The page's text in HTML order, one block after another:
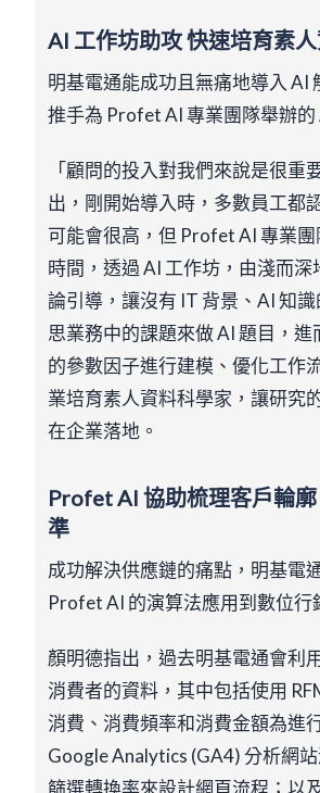
AI 工作坊助攻 快速培育素
明基電通能成功且無痛地導入 AI
推手為 Profet AI 專業團隊舉辦的
「顧問的投入對我們來說是很重
出，剛開始導入時，多數員工都
可能會很高，但 Profet AI 專業團
時間，透過 AI 工作坊，由淺而深
論引導，讓沒有 IT 背景、AI 知
思業務中的課題來做 AI 題目，
的參數因子進行建模、優化工作
業培育素人資料科學家，讓研究
在企業落地。
Profet AI 協助梳理客戶輪
準
成功解決供應鏈的痛點，明基電
Profet AI 的演算法應用到數位行
顏明德指出，過去明基電通會利
消費者的資料，其中包括使用
消費、消費頻率和消費金額為進
Google Analytics (GA4) 分析網
篩選轉換率來設計網頁流程；以